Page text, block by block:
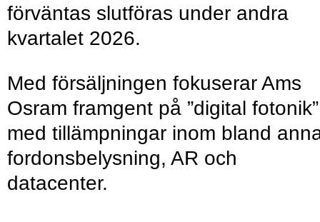
förväntas slutföras under andra
kvartalet 2026.
Med försäljningen fokuserar Ams
Osram framgent på ”digital fotonik”
med tillämpningar inom bland
fordonsbelysning, AR och
datacenter.